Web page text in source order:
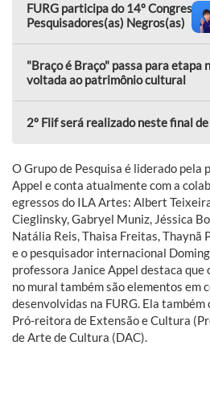
FURG participa do 14º Congresso
Pesquisadores(as) Negros(as)
"Braço é Braço" passa para etapa
voltada ao patrimônio cultural
2º Flif será realizado neste final
O Grupo de Pesquisa é liderado
Appel e conta atualmente com a
egressos do ILA Artes: Albert
Cieglinsky, Gabryel Muniz, Jéssica
Natália Reis, Thaisa Freitas, Thaynã
e o pesquisador internacional
professora Janice Appel destaca que
no mural também são elementos em
desenvolvidas na FURG. Ela
Pró-reitora de Extensão e Cultura
de Arte de Cultura (DAC).